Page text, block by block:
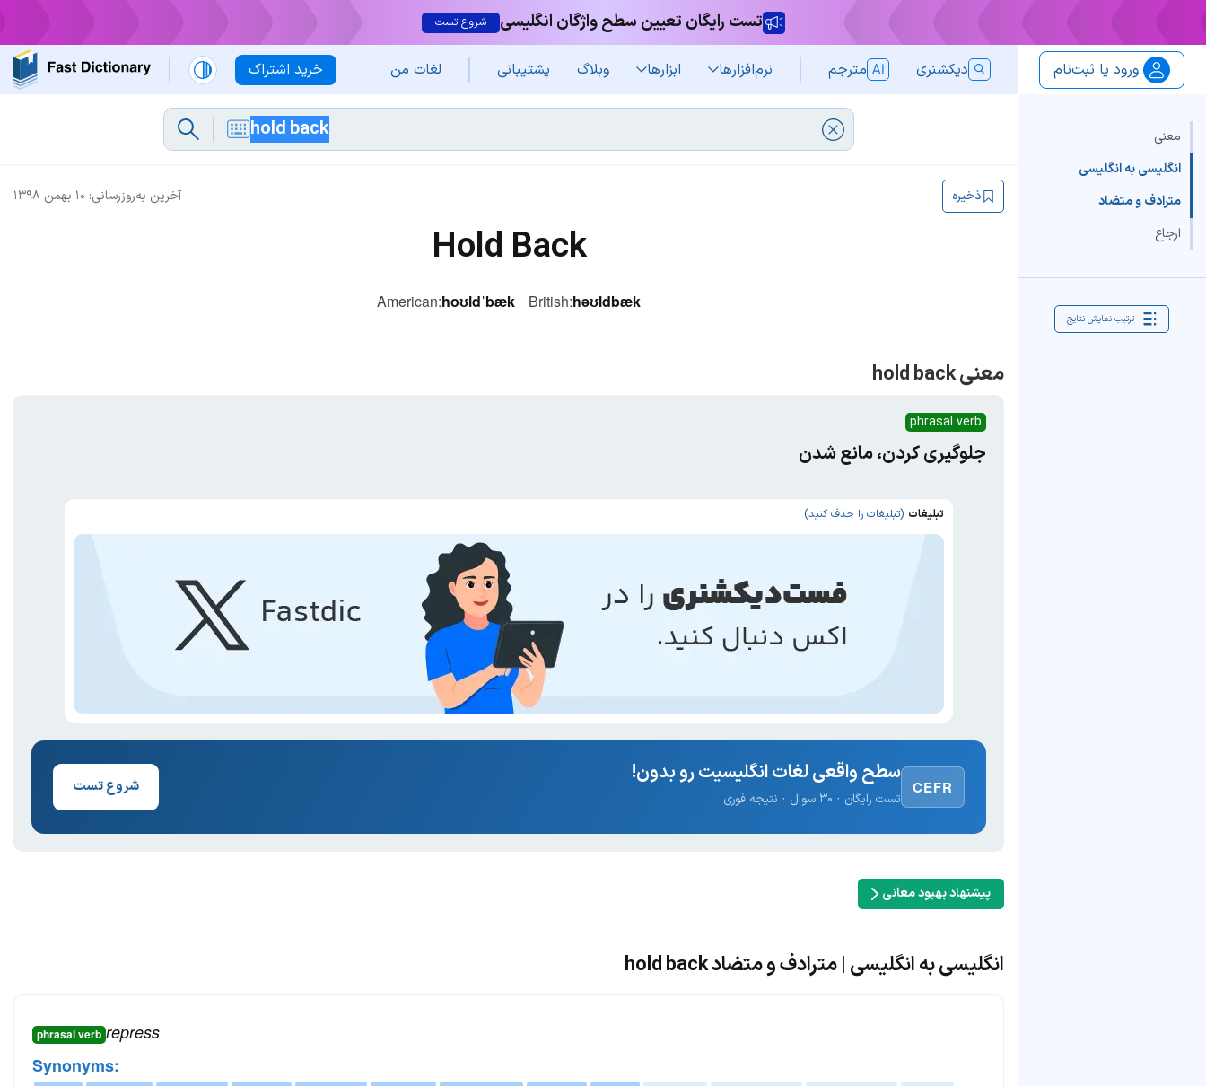
تست رایگان تعیین سطح واژگان انگلیسی شروع تست
خرید اشتراک ورود یا ثبت‌نام دیکشنری مترجم نرم‌افزار‌ها ابزارها وبلاگ پشتیبانی لغات من
معنی
انگلیسی به انگلیسی
مترادف و متضاد
ارجاع
ترتیب نمایش نتایج
آخرین به‌روزرسانی: ۱۰ بهمن ۱۳۹۸ ذخیره
Hold Back
American:hoʊldˈbæk British:həʊldbæk
معنی hold back
phrasal verb
جلوگیری کردن، مانع شدن
تبلیغات (تبلیغات را حذف کنید)
CEFR
سطح واقعی لغات انگلیسیت رو بدون!
تست رایگان · ۳۰ سوال · نتیجه فوری
شروع تست
پیشنهاد بهبود معانی
انگلیسی به انگلیسی | مترادف و متضاد hold back
phrasal verb repress
Synonyms: